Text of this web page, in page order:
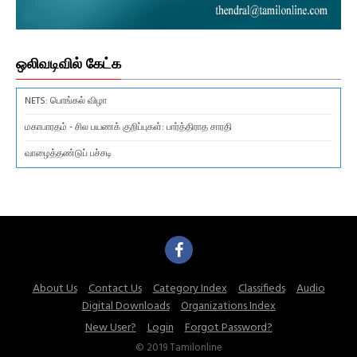
ஒலிவடிவில் கேட்க
NETS: பொங்கல் விழா
மகாபாரதம் - சில பயணக் குறிப்புகள்: பார்த்திராத சாரதி
வாழைத்தண்டுப் பச்சடி
About Us Contact Us Category Index Classifieds
Audio
Digital Downloads
Organizations Index
New User?
Login Forgot Password?
© 2019 Tamilonline